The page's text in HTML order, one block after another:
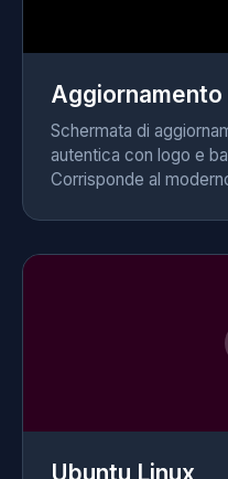
Aggiornamento
Schermata di
autentica con logo e
Corrisponde al
Ubuntu Linux